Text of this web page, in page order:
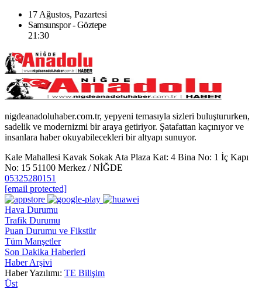
17 Ağustos, Pazartesi
Samsunspor - Göztepe
21:30
nigdeanadoluhaber.com.tr, yepyeni temasıyla sizleri buluştururken,
sadelik ve modernizmi bir araya getiriyor. Şatafattan kaçınıyor ve
insanlara haber okuyabilecekleri bir altyapı sunuyor.
Kale Mahallesi Kavak Sokak Ata Plaza Kat: 4 Bina No: 1 İç Kapı
No: 15 51100 Merkez / NİĞDE
05325280151
[email protected]
Hava Durumu
Trafik Durumu
Puan Durumu ve Fikstür
Tüm Manşetler
Son Dakika Haberleri
Haber Arşivi
Haber Yazılımı: TE Bilişim
Üst